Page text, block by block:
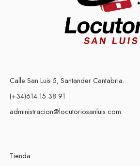
Calle San Luis 5, Santander Cantabria.
(+34)614 15 38 91
administracion@locutoriosanluis.com
Tienda